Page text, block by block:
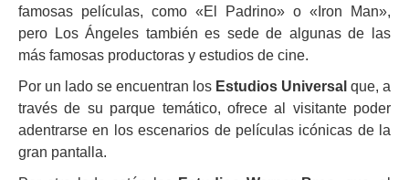
famosas películas, como «El Padrino» o «Iron Man»,
pero Los Ángeles también es sede de algunas de las
más famosas productoras y estudios de cine.
Por un lado se encuentran los Estudios Universal que, a
través de su parque temático, ofrece al visitante poder
adentrarse en los escenarios de películas icónicas de la
gran pantalla.